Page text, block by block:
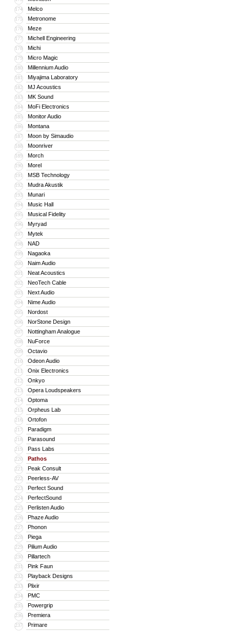
174 Melco
175 Metronome
176 Meze
177 Michell Engineering
178 Michi
179 Micro Magic
180 Millennium Audio
181 Miyajima Laboratory
182 MJ Acoustics
183 MK Sound
184 MoFi Electronics
185 Monitor Audio
186 Montana
187 Moon by Simaudio
188 Moonriver
189 Morch
190 Morel
191 MSB Technology
192 Mudra Akustik
193 Munari
194 Music Hall
195 Musical Fidelity
196 Myryad
197 Mytek
198 NAD
199 Nagaoka
200 Naim Audio
201 Neat Acoustics
202 NeoTech Cable
203 Next Audio
204 Nime Audio
205 Nordost
206 NorStone Design
207 Nottingham Analogue
208 NuForce
209 Octavio
210 Odeon Audio
211 Onix Electronics
212 Onkyo
213 Opera Loudspeakers
214 Optoma
215 Orpheus Lab
216 Ortofon
217 Paradigm
218 Parasound
219 Pass Labs
220 Pathos
221 Peak Consult
222 Peerless-AV
223 Perfect Sound
224 PerfectSound
225 Perlisten Audio
226 Phaze Audio
227 Phonon
228 Piega
229 Pilium Audio
230 Pillartech
231 Pink Faun
232 Playback Designs
233 Plixir
234 PMC
235 Powergrip
236 Premiera
237 Primare